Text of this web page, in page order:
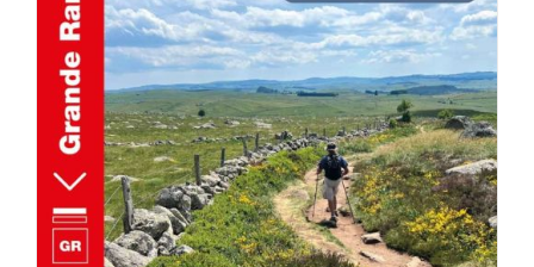
AJOUTER AU PANIER / DÉTAILS